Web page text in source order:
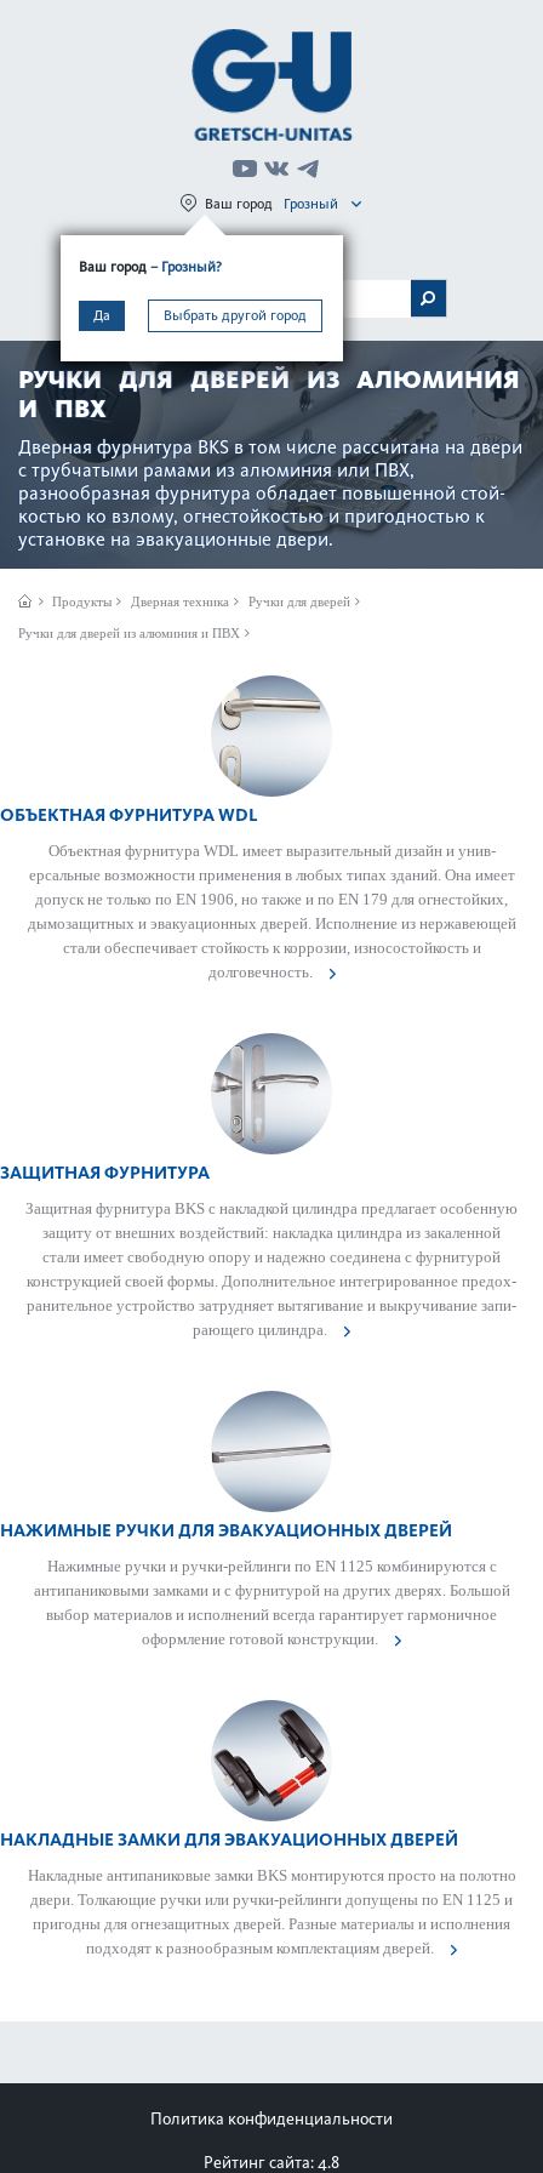
Ваш город – Грозный?
Да Выбрать другой город
Ваш город Грозный
МЕНЮ
РУЧКИ ДЛЯ ДВЕРЕЙ ИЗ АЛЮМИНИЯ
И ПВХ
Дверная фурнитура BKS в том числе рассчитана на двери
с труб­чатыми рамами из алюминия или ПВХ,
разнообразная фурнитура обладает повышенной стой­
костью ко взлому, огн­ес­той­костью и пригодн­остью к
установке на эвакуацио­нные двери.
Продукты Дверная техника Ручки для дверей
Ручки для дверей из алюминия и ПВХ
ОБЪЕКТНАЯ ФУРНИТУРА WDL
Объектная фурнитура WDL имеет выразительный дизайн и унив­
ерсальные возможности применения в любых типах зданий. Она имеет
допуск не только по EN 1906, но также и по EN 179 для огн­ес­тойких,
дымозащитных и эвакуацио­нных дверей. Исполнение из нерж­а­в­еющей
стали обеспечивает стой­кость к коррозии, износос­той­кость и
долговечность.
ЗАЩИТНАЯ ФУРНИТУРА
Защитная фурнитура BKS с накладкой цилиндра предлагает особенную
защиту от внешних воздействий: накладка цилиндра из зака­л­енной
стали имеет свобо­дную опору и надежно соединена с фурнитурой
конструкцией своей формы. Дополнительное интегриро­ванное предо­х­
ранительное устройство затрудняет вытя­гивание и выкручивание запи­
рающего цилиндра.
НАЖИМНЫЕ РУЧКИ ДЛЯ ЭВАКУАЦИОННЫХ ДВЕРЕЙ
Нажимные ручки и ручки-рейлинги по EN 1125 комбинируются с
антипани­к­овыми зам­ками и с фурнитурой на других дверях. Большой
выбор матер­иалов и исполнений всегда гар­антирует гар­моничное
оформ­ление готовой конструкции.
НАКЛАДНЫЕ ЗАМКИ ДЛЯ ЭВАКУАЦИОННЫХ ДВЕРЕЙ
Накладные антипани­к­овые замки BKS монтируются просто на пол­отно
двери. Тол­кающие ручки или ручки-рейлинги допущены по EN 1125 и
пригодны для огнезащитных дверей. Разные матер­иалы и исполнения
подходят к разнообразным комплектациям дверей.
Политика конфиденциальности
Рейтинг сайта: 4.8